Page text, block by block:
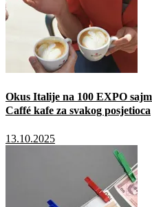
Okus Italije na 100 EXPO
Caffé kafe za svakog posjetioca
13.10.2025